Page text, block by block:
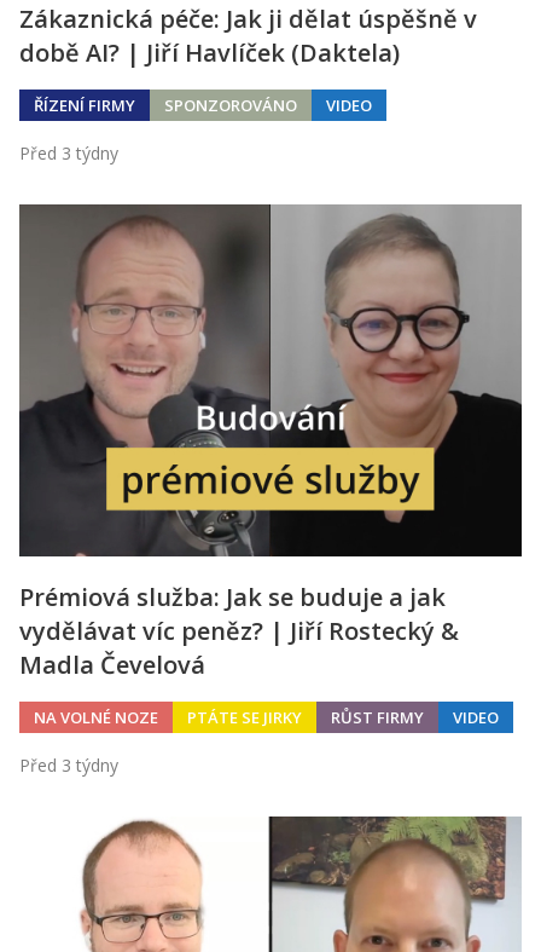
Zákaznická péče: Jak ji dělat úspěšně v
době AI? | Jiří Havlíček (Daktela)
ŘÍZENÍ FIRMY SPONZOROVÁNO VIDEO
Před 3 týdny
Prémiová služba: Jak se buduje a jak
vydělávat víc peněz? | Jiří Rostecký &
Madla Čevelová
NA VOLNÉ NOZE PTÁTE SE JIRKY RŮST FIRMY VIDEO
Před 3 týdny